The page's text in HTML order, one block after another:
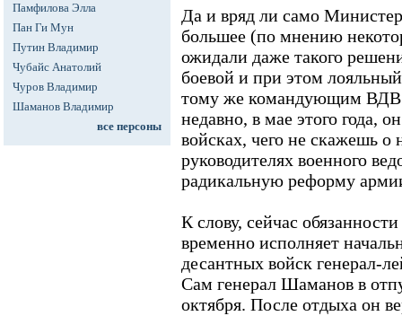
Памфилова Элла
Пан Ги Мун
Путин Владимир
Чубайс Анатолий
Чуров Владимир
Шаманов Владимир
все персоны
Да и вряд ли само
большее (по мнению
ожидали даже такого
боевой и при этом
тому же командующим ВДВ
недавно, в мае этого года,
войсках, чего не скажешь о
руководителях военного
радикальную реформу
К слову, сейчас
временно исполняет
десантных войск генерал-
Сам генерал Шаманов в
октября. После отдыха он